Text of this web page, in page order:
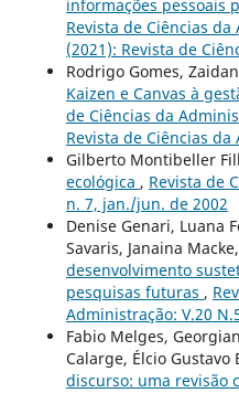
informações pessoais
Revista de Ciências
(2021): Revista de
Rodrigo Gomes,
Kaizen e Canvas à
de Ciências da
Revista de Ciências
Gilberto Montibeller
ecológica , Revista de
n. 7, jan./jun. de 2002
Denise Genari, Luana
Savaris, Janaina Macke,
desenvolvimento
pesquisas futuras ,
Administração: V.20
Fabio Melges,
Calarge, Élcio Gustavo
discurso: uma revisão